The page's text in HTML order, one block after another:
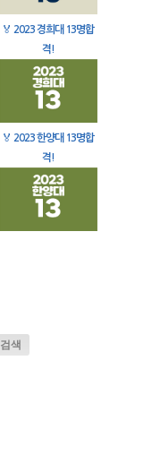
🏅 2023 경희대 13명합
격!
🏅 2023 한양대 13명합
격!
검색